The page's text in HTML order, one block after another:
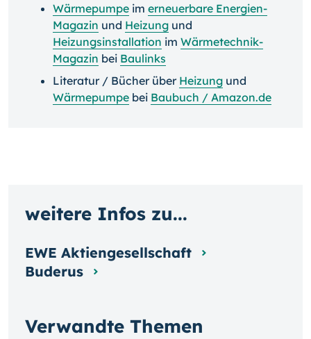
Wärmepumpe im erneuerbare Energien-
Magazin und Heizung und
Heizungsinstallation im Wärmetechnik-
Magazin bei Baulinks
Literatur / Bücher über Heizung und
Wärmepumpe bei Baubuch / Amazon.de
Verwandte Themen
weitere Infos zu...
EWE Aktiengesellschaft
Buderus